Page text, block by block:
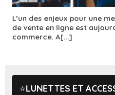
L’un des enjeux pour une
de vente en ligne est
commerce. A[...]
LUNETTES ET